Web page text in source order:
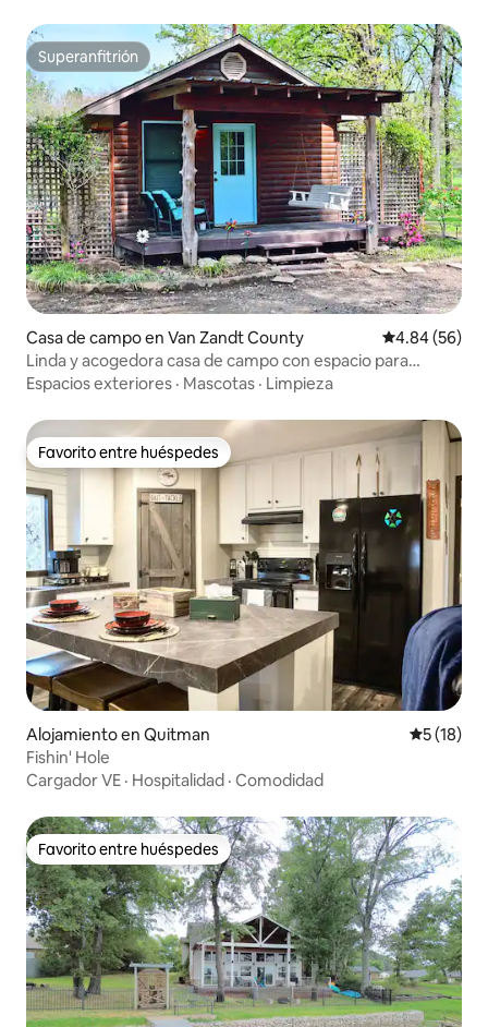
Superanfitrión
Superanfitrión
Casa de campo en Van Zandt County Calificación
4.84 (56)
Linda y acogedora casa de campo con espacio para
pasear
Espacios exteriores · Mascotas · Limpieza
Favorito entre huéspedes
Favorito entre huéspedes
Alojamiento en Quitman
5 (18)
Fishin' Hole
Cargador VE · Hospitalidad · Comodidad
Favorito entre huéspedes
Favorito entre huéspedes